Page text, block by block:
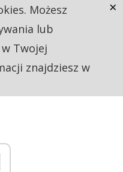
Możesz
lub
Twojej
znajdziesz w
×